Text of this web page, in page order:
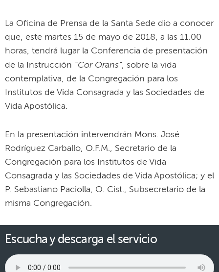
La Oficina de Prensa de la Santa Sede dio a conocer
que, este martes 15 de mayo de 2018, a las 11.00
horas, tendrá lugar la Conferencia de presentación
de la Instrucción “Cor Orans”, sobre la vida
contemplativa, de la Congregación para los
Institutos de Vida Consagrada y las Sociedades de
Vida Apostólica.
En la presentación intervendrán Mons. José
Rodríguez Carballo, O.F.M., Secretario de la
Congregación para los Institutos de Vida
Consagrada y las Sociedades de Vida Apostólica; y el
P. Sebastiano Paciolla, O. Cist., Subsecretario de la
misma Congregación.
Escucha y descarga el servicio